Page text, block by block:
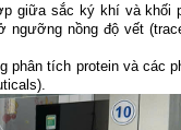
giữa sắc ký khí và khối
nồng độ vết
phân tích protein và các